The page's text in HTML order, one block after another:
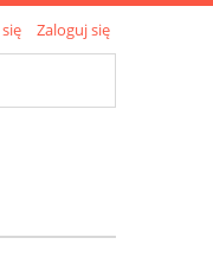
Zaloguj się